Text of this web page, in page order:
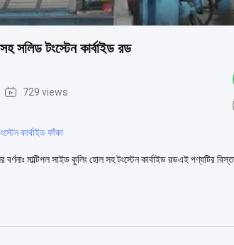
সলিড টংস্টেন কার্বাইড রড
729 views
কার্বাইড ফাঁকা
মাল্টিপল সাইড কুলিং হোল সহ টংস্টেন কার্বাইড রডএই পণ্যটির